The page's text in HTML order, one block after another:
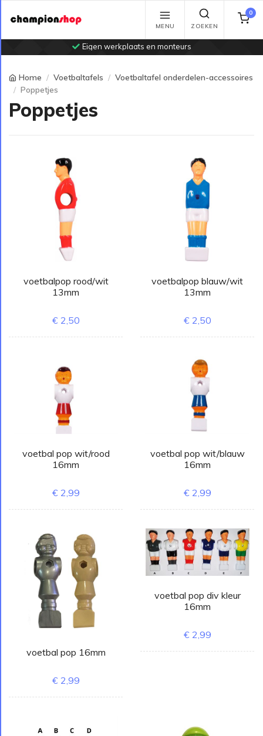
Eigen werkplaats en monteurs
MENU ZOEKEN
0
Home Voetbaltafels
Voetbaltafel onderdelen-accessoires
Poppetjes
Poppetjes
voetbalpop rood/wit
13mm
€ 2,50
voetbalpop blauw/wit
13mm
€ 2,50
voetbal pop wit/rood
16mm
€ 2,99
voetbal pop wit/blauw
16mm
€ 2,99
voetbal pop 16mm
€ 2,99
voetbal pop div kleur
16mm
€ 2,99